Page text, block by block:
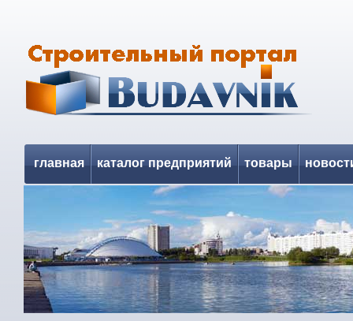
главная каталог предприятий товары